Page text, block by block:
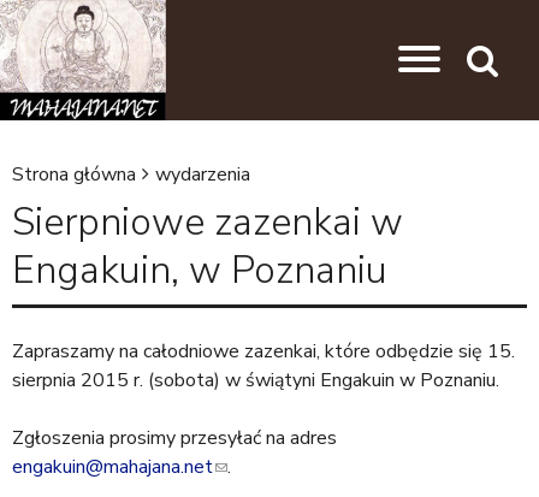
J
e
s
t
e
ś
t
u
Strona główna wydarzenia
Sierpniowe zazenkai w
Engakuin, w Poznaniu
Zapraszamy na całodniowe zazenkai, które odbędzie się 15.
sierpnia 2015 r. (sobota) w świątyni Engakuin w Poznaniu.
Zgłoszenia prosimy przesyłać na adres
engakuin@mahajana.net( .